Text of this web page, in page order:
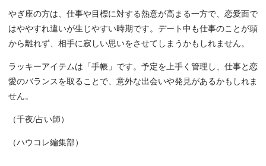
やぎ座の方は、仕事や目標に対する熱意が高まる一方で、恋愛面で
はややすれ違いが生じやすい時期です。デート中も仕事のことが頭
から離れず、相手に寂しい思いをさせてしまうかもしれません。
ラッキーアイテムは「手帳」です。予定を上手く管理し、仕事と恋
愛のバランスを取ることで、意外な出会いや発見があるかもしれま
せん。
（千夜/占い師）
（ハウコレ編集部）